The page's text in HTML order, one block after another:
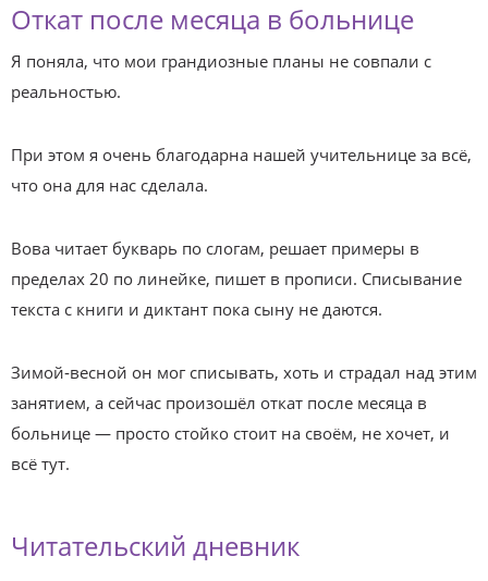
Откат после месяца в больнице
Я поняла, что мои грандиозные планы не совпали с
реальностью.
При этом я очень благодарна нашей учительнице за всё,
что она для нас сделала.
Вова читает букварь по слогам, решает примеры в
пределах 20 по линейке, пишет в прописи. Списывание
текста с книги и диктант пока сыну не даются.
Зимой‑весной он мог списывать, хоть и страдал над этим
занятием, а сейчас произошёл откат после месяца в
больнице — просто стойко стоит на своём, не хочет, и
всё тут.
Читательский дневник